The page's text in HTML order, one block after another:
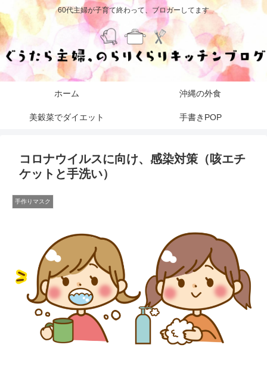
60代主婦が子育て終わって、ブロガーしてます
ホーム 沖縄の外食
美穀菜でダイエット 手書きPOP
コロナウイルスに向け、感染対策（咳エチ
ケットと手洗い）
手作りマスク